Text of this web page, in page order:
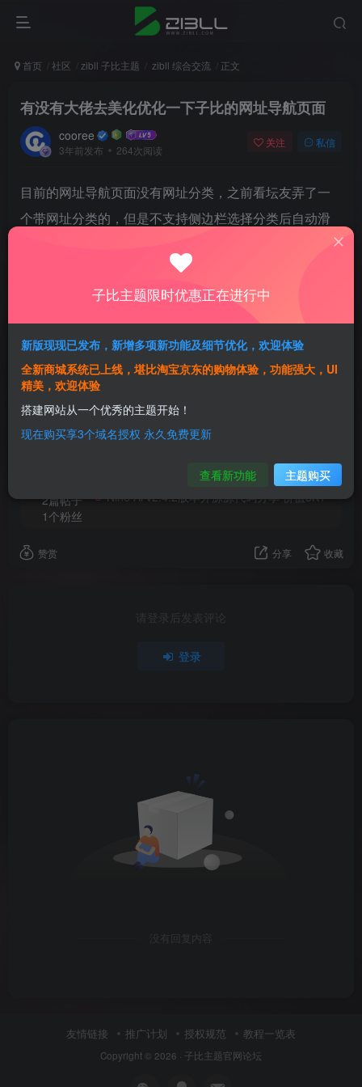
首页 社区 zibll 子比主题 zibll 综合交流 正文
有没有大佬去美化优化一下子比的网址导航页面
cooree
3年前发布 264次阅读
关注 私信
目前的网址导航页面没有网址分类，之前看坛友弄了一
个带网址分类的，但是不支持侧边栏选择分类后自动滑
有没有大佬搞一个出来？
评分
2篇帖子
1个粉丝
cooree
Nine Ai v2.4.2版本开源源代码分享 价值5K+
赞赏 分享 收藏
请登录后发表评论
登录
没有回复内容
友情链接 推广计划 授权规范 教程一览表
Copyright © 2026 · 子比主题官网论坛
子比主题限时优惠正在进行中
新版现现已发布，新增多项新功能及细节优化，欢迎体验
全新商城系统已上线，堪比淘宝京东的购物体验，功能强大，UI
精美，欢迎体验
搭建网站从一个优秀的主题开始！
现在购买享3个域名授权 永久免费更新
查看新功能 主题购买